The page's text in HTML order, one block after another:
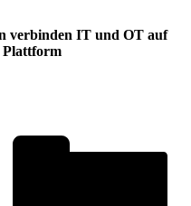
verbinden IT und OT auf
Plattform